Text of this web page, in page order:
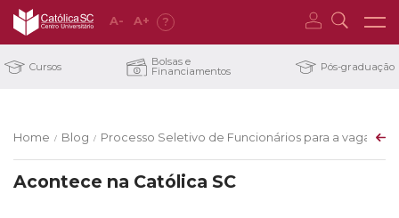
A- A+ ?
Cursos Bolsas e
Financiamentos Pós-graduação
Home / Blog / Processo Seletivo de Funcionários para a vaga de
Acontece na Católica SC